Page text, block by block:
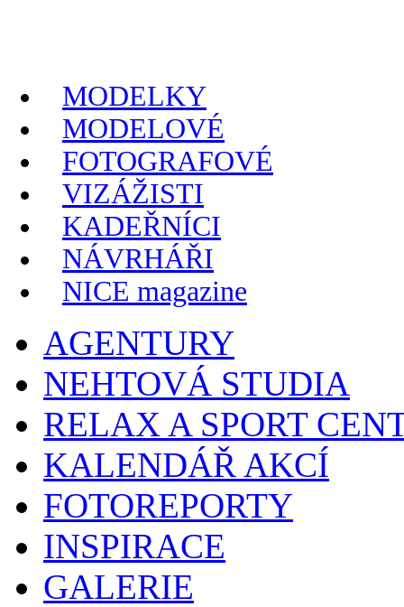
MODELKY
MODELOVÉ
FOTOGRAFOVÉ
VIZÁŽISTI
KADEŘNÍCI
NÁVRHÁŘI
NICE magazine
AGENTURY
NEHTOVÁ STUDIA
RELAX A SPORT
KALENDÁŘ AKCÍ
FOTOREPORTY
INSPIRACE
GALERIE